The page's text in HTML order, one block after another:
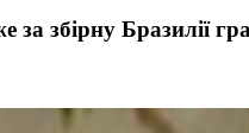
збірну Бразилії